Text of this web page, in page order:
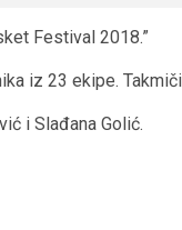
Festival 2018.”
iz 23 ekipe.
i Slađana Golić.